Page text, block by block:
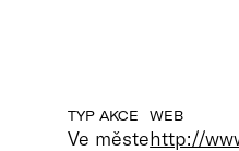
TYP AKCE
Ve měste
WEB
http://